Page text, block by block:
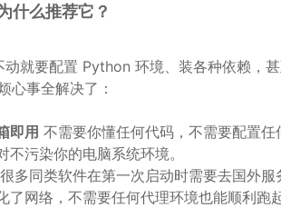
什么推荐它？
就要配置 Python 环境、装各种依赖，
心事全解决了：
即用 不需要你懂任何代码，不需要配置
不污染你的电脑系统环境。
很多同类软件在第一次启动时需要去国外服
了网络，不需要任何代理环境也能顺利跑起